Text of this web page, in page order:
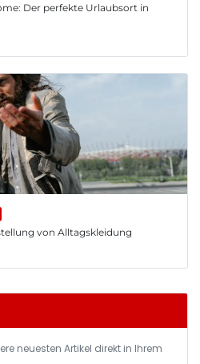
Der perfekte Urlaubsort in
von Alltagskleidung
neuesten Artikel direkt in Ihrem